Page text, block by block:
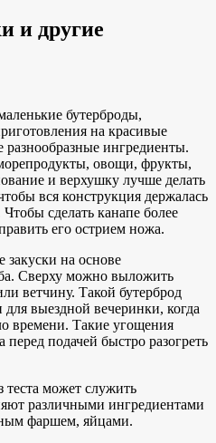
и другие
бутерброды,
на красивые
ингредиенты.
овощи, фрукты,
и верхушку лучше делать
вся конструкция держалась
сделать канапе более
его острием ножа.
на основе
Сверху можно выложить
ветчину. Такой бутерброд
выездной вечеринки, когда
времени. Такие угощения
подачей быстро разогреть
теста может служить
различными ингредиентами
фаршем, яйцами.